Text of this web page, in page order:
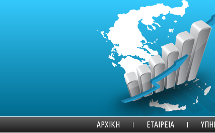
ΑΡΧΙΚΗ ΕΤΑΙΡΕΙΑ